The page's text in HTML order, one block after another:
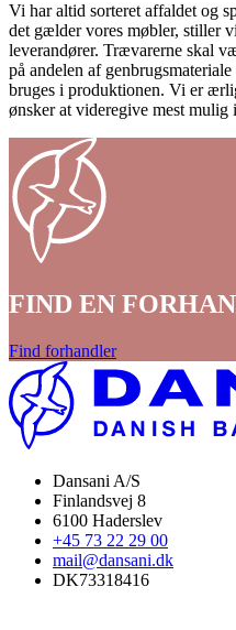
Vi har altid sorteret affaldet og
det gælder vores møbler, stiller
leverandører. Trævarerne skal
på andelen af
bruges i produktionen. Vi er
ønsker at videregive mest
FIND EN
Find forhandler
Dansani A/S
Finlandsvej 8
6100 Haderslev
+45 73 22 29 00
mail@dansani.dk
DK73318416